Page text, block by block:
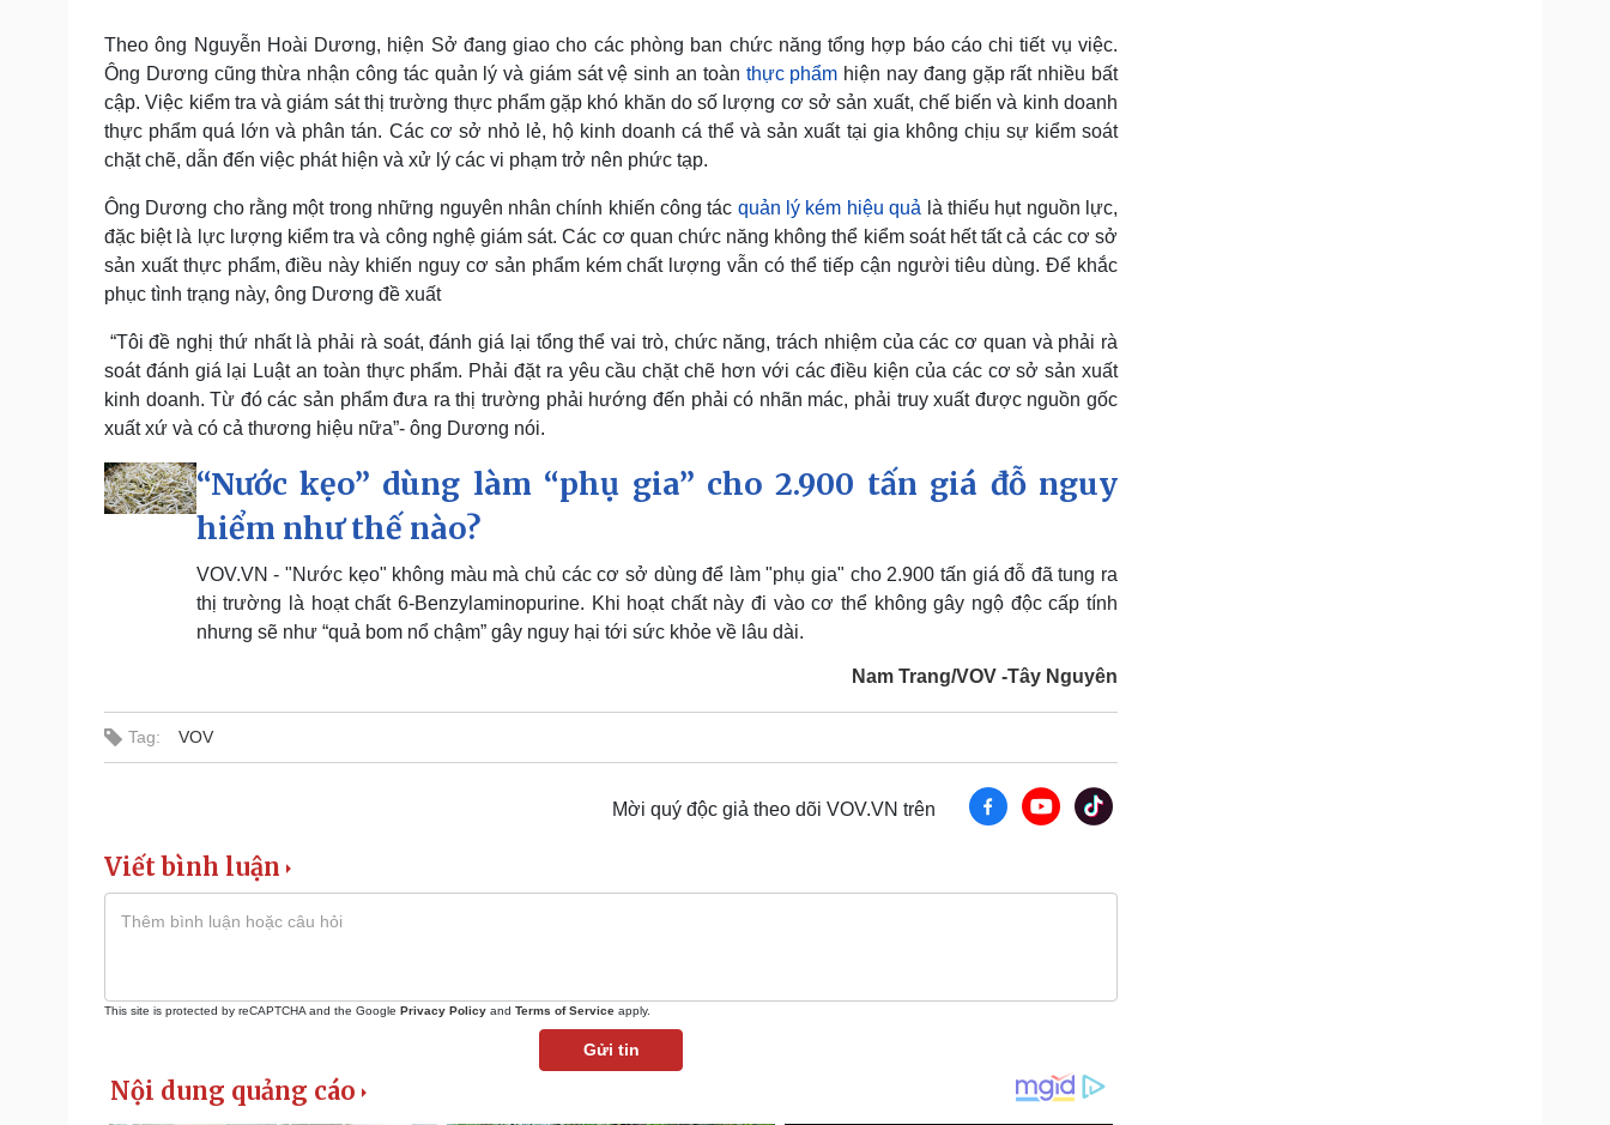
Theo ông Nguyễn Hoài Dương, hiện Sở đang giao cho các phòng ban chức năng tổng hợp báo cáo chi tiết vụ việc.
Ông Dương cũng thừa nhận công tác quản lý và giám sát vệ sinh an toàn thực phẩm hiện nay đang gặp rất nhiều bất
cập. Việc kiểm tra và giám sát thị trường thực phẩm gặp khó khăn do số lượng cơ sở sản xuất, chế biến và kinh doanh
thực phẩm quá lớn và phân tán. Các cơ sở nhỏ lẻ, hộ kinh doanh cá thể và sản xuất tại gia không chịu sự kiểm soát
chặt chẽ, dẫn đến việc phát hiện và xử lý các vi phạm trở nên phức tạp.
Ông Dương cho rằng một trong những nguyên nhân chính khiến công tác quản lý kém hiệu quả là thiếu hụt nguồn lực,
đặc biệt là lực lượng kiểm tra và công nghệ giám sát. Các cơ quan chức năng không thể kiểm soát hết tất cả các cơ sở
sản xuất thực phẩm, điều này khiến nguy cơ sản phẩm kém chất lượng vẫn có thể tiếp cận người tiêu dùng. Để khắc
phục tình trạng này, ông Dương đề xuất
“Tôi đề nghị thứ nhất là phải rà soát, đánh giá lại tổng thể vai trò, chức năng, trách nhiệm của các cơ quan và phải rà
soát đánh giá lại Luật an toàn thực phẩm. Phải đặt ra yêu cầu chặt chẽ hơn với các điều kiện của các cơ sở sản xuất
kinh doanh. Từ đó các sản phẩm đưa ra thị trường phải hướng đến phải có nhãn mác, phải truy xuất được nguồn gốc
xuất xứ và có cả thương hiệu nữa”- ông Dương nói.
“Nước kẹo” dùng làm “phụ gia” cho 2.900 tấn giá đỗ nguy
hiểm như thế nào?
VOV.VN - "Nước kẹo" không màu mà chủ các cơ sở dùng để làm "phụ gia" cho 2.900 tấn giá đỗ đã tung ra
thị trường là hoạt chất 6-Benzylaminopurine. Khi hoạt chất này đi vào cơ thể không gây ngộ độc cấp tính
nhưng sẽ như “quả bom nổ chậm” gây nguy hại tới sức khỏe về lâu dài.
Nam Trang/VOV -Tây Nguyên
Tag: VOV
Mời quý độc giả theo dõi VOV.VN trên
Viết bình luận
This site is protected by reCAPTCHA and the Google Privacy Policy and Terms of Service apply.
Gửi tin